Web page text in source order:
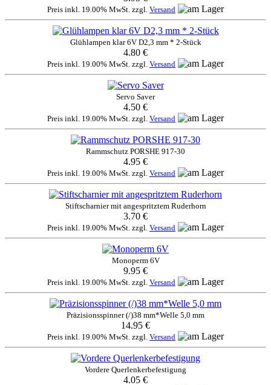
Preis inkl. 19.00% MwSt. zzgl. Versand
Glühlampen klar 6V D2,3 mm * 2-Stück
4.80 €
Preis inkl. 19.00% MwSt. zzgl. Versand
Servo Saver
4.50 €
Preis inkl. 19.00% MwSt. zzgl. Versand
Rammschutz PORSHE 917-30
4.95 €
Preis inkl. 19.00% MwSt. zzgl. Versand
Stiftscharnier mit angespritztem Ruderhorn
3.70 €
Preis inkl. 19.00% MwSt. zzgl. Versand
Monoperm 6V
9.95 €
Preis inkl. 19.00% MwSt. zzgl. Versand
Präzisionsspinner (/)38 mm*Welle 5,0 mm
14.95 €
Preis inkl. 19.00% MwSt. zzgl. Versand
Vordere Querlenkerbefestigung
4.05 €